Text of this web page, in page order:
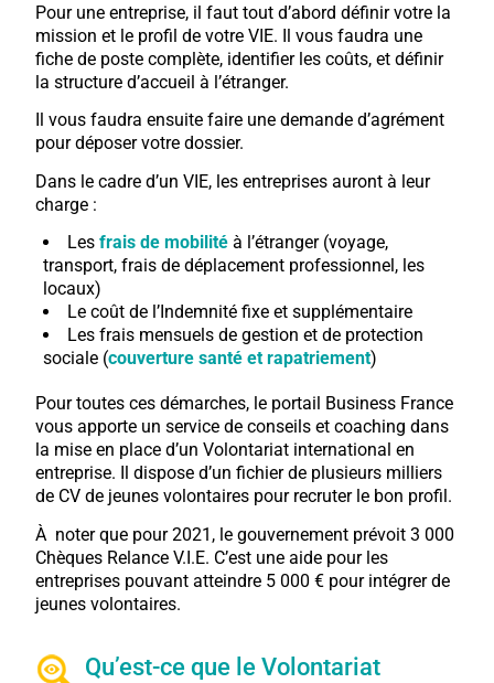
Pour une entreprise, il faut tout d’abord définir votre la
mission et le profil de votre VIE. Il vous faudra une
fiche de poste complète, identifier les coûts, et définir
la structure d’accueil à l’étranger.
Il vous faudra ensuite faire une demande d’agrément
pour déposer votre dossier.
Dans le cadre d’un VIE, les entreprises auront à leur
charge :
Les frais de mobilité à l’étranger (voyage,
transport, frais de déplacement professionnel, les
locaux)
Le coût de l’Indemnité fixe et supplémentaire
Les frais mensuels de gestion et de protection
sociale (couverture santé et rapatriement)
Pour toutes ces démarches, le portail Business France
vous apporte un service de conseils et coaching dans
la mise en place d’un Volontariat international en
entreprise. Il dispose d’un fichier de plusieurs milliers
de CV de jeunes volontaires pour recruter le bon profil.
À noter que pour 2021, le gouvernement prévoit 3 000
Chèques Relance V.I.E. C’est une aide pour les
entreprises pouvant atteindre 5 000 € pour intégrer de
jeunes volontaires.
Qu’est-ce que le Volontariat